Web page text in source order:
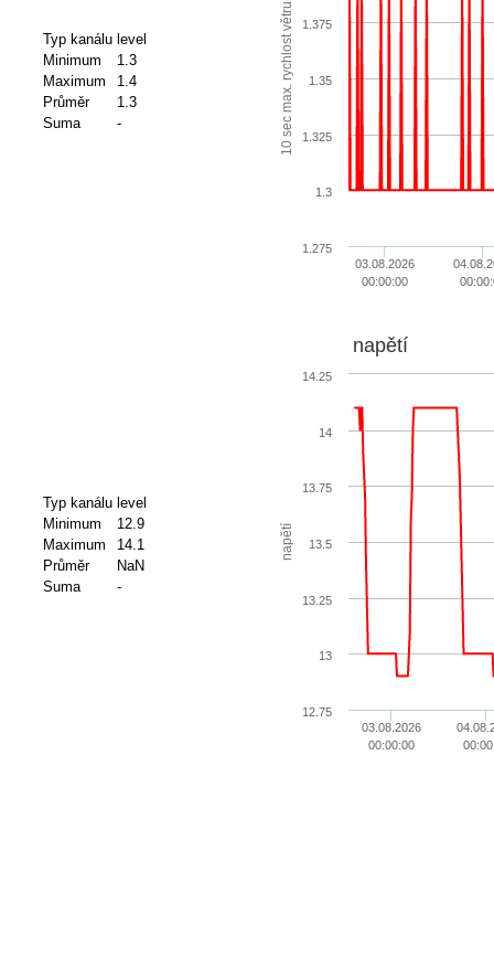
Typ kanálu level
Minimum
1.3
Maximum
1.4
Průměr
1.3
Suma
- 10 sec max. rychlost větru
03.08.2026
00:00:00
1.275
1.3
1.325
1.35
1.375
Typ kanálu level
Minimum
12.9
Maximum
14.1
Průměr
NaN
Suma
-
napětí
napětí
03.08.2026
00:00:00
12.75
13
13.25
13.5
13.75
14
14.25